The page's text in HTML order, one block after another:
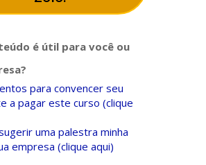
é útil para você ou
para convencer seu
a pagar este curso (clique
uma palestra minha
empresa (clique aqui)